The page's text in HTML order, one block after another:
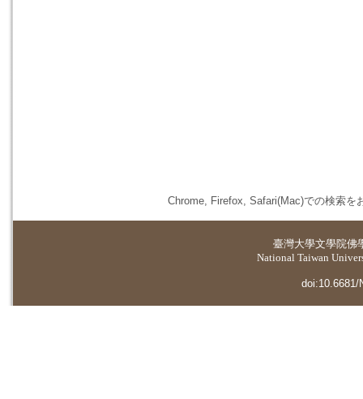
Chrome, Firefox, Safari(Mac)での検索を
臺灣大學文學院佛
National Taiwan
doi:10.6681/